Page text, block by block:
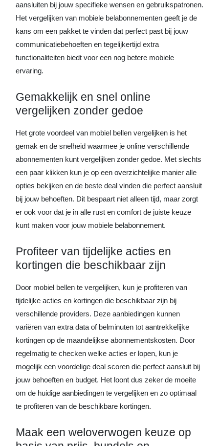
aansluiten bij jouw specifieke wensen en gebruikspatronen.
Het vergelijken van mobiele belabonnementen geeft je de
kans om een pakket te vinden dat perfect past bij jouw
communicatiebehoeften en tegelijkertijd extra
functionaliteiten biedt voor een nog betere mobiele
ervaring.
Gemakkelijk en snel online
vergelijken zonder gedoe
Het grote voordeel van mobiel bellen vergelijken is het
gemak en de snelheid waarmee je online verschillende
abonnementen kunt vergelijken zonder gedoe. Met slechts
een paar klikken kun je op een overzichtelijke manier alle
opties bekijken en de beste deal vinden die perfect aansluit
bij jouw behoeften. Dit bespaart niet alleen tijd, maar zorgt
er ook voor dat je in alle rust en comfort de juiste keuze
kunt maken voor jouw mobiele belabonnement.
Profiteer van tijdelijke acties en
kortingen die beschikbaar zijn
Door mobiel bellen te vergelijken, kun je profiteren van
tijdelijke acties en kortingen die beschikbaar zijn bij
verschillende providers. Deze aanbiedingen kunnen
variëren van extra data of belminuten tot aantrekkelijke
kortingen op de maandelijkse abonnementskosten. Door
regelmatig te checken welke acties er lopen, kun je
mogelijk een voordelige deal scoren die perfect aansluit bij
jouw behoeften en budget. Het loont dus zeker de moeite
om de huidige aanbiedingen te vergelijken en zo optimaal
te profiteren van de beschikbare kortingen.
Maak een weloverwogen keuze op